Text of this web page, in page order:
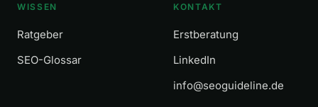
WISSEN
Ratgeber
SEO-Glossar
KONTAKT
Erstberatung
LinkedIn
info@seoguideline.de